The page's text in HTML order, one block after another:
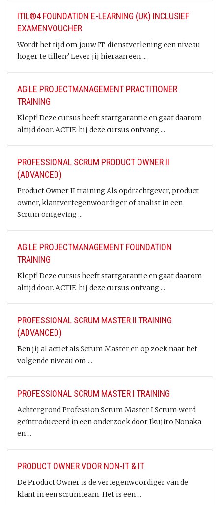
ITIL®4 FOUNDATION E-LEARNING (UK) INCLUSIEF
EXAMENVOUCHER
Wordt het tijd om jouw IT-dienstverlening een niveau
hoger te tillen? Lever jij hieraan een ...
AGILE PROJECTMANAGEMENT PRACTITIONER
TRAINING
Klopt! Deze cursus heeft startgarantie en gaat daarom
altijd door. ACTIE: bij deze cursus ontvang ...
PROFESSIONAL SCRUM PRODUCT OWNER II
(ADVANCED)
Product Owner II training Als opdrachtgever, product
owner, klantvertegenwoordiger of analist in een
Scrum omgeving ...
AGILE PROJECTMANAGEMENT FOUNDATION
TRAINING
Klopt! Deze cursus heeft startgarantie en gaat daarom
altijd door. ACTIE: bij deze cursus ontvang ...
PROFESSIONAL SCRUM MASTER II TRAINING
(ADVANCED)
Ben jij al actief als Scrum Master en op zoek naar het
volgende niveau om ...
PROFESSIONAL SCRUM MASTER I TRAINING
Achtergrond Profession Scrum Master I Scrum werd
geïntroduceerd in een onderzoek door Ikujiro Nonaka
en ...
PRODUCT OWNER VOOR NON-IT & IT
De Product Owner is de vertegenwoordiger van de
klant in een scrumteam. Het is een ...